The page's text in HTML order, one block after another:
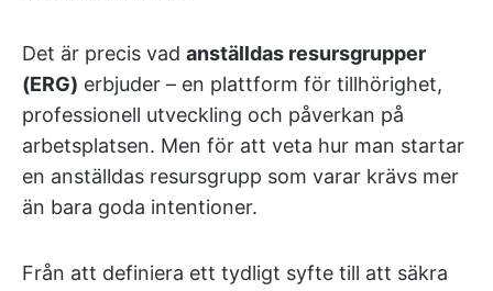
Det är precis vad anställdas resursgrupper
(ERG) erbjuder – en plattform för tillhörighet,
professionell utveckling och påverkan på
arbetsplatsen. Men för att veta hur man startar
en anställdas resursgrupp som varar krävs mer
än bara goda intentioner.
Från att definiera ett tydligt syfte till att säkra